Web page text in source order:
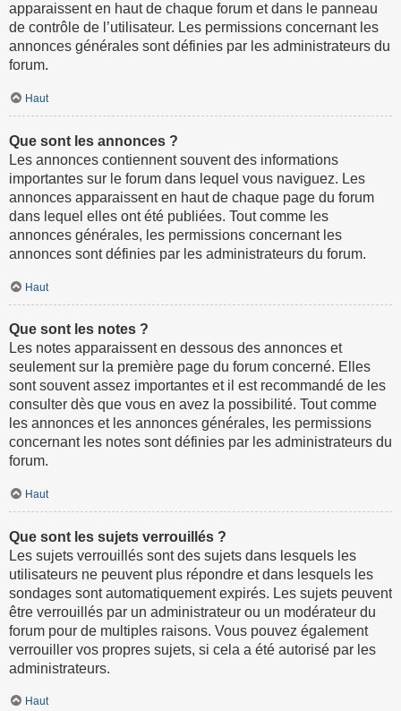
apparaissent en haut de chaque forum et dans le panneau
de contrôle de l’utilisateur. Les permissions concernant les
annonces générales sont définies par les administrateurs du
forum.
Haut
Que sont les annonces ?
Les annonces contiennent souvent des informations
importantes sur le forum dans lequel vous naviguez. Les
annonces apparaissent en haut de chaque page du forum
dans lequel elles ont été publiées. Tout comme les
annonces générales, les permissions concernant les
annonces sont définies par les administrateurs du forum.
Haut
Que sont les notes ?
Les notes apparaissent en dessous des annonces et
seulement sur la première page du forum concerné. Elles
sont souvent assez importantes et il est recommandé de les
consulter dès que vous en avez la possibilité. Tout comme
les annonces et les annonces générales, les permissions
concernant les notes sont définies par les administrateurs du
forum.
Haut
Que sont les sujets verrouillés ?
Les sujets verrouillés sont des sujets dans lesquels les
utilisateurs ne peuvent plus répondre et dans lesquels les
sondages sont automatiquement expirés. Les sujets peuvent
être verrouillés par un administrateur ou un modérateur du
forum pour de multiples raisons. Vous pouvez également
verrouiller vos propres sujets, si cela a été autorisé par les
administrateurs.
Haut